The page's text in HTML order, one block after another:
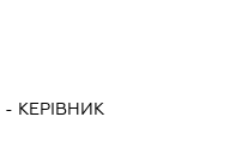
- КЕРІВНИК